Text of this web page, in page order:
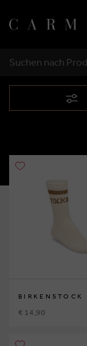
SUCHEN
BIRKENSTOCK
€ 14,90